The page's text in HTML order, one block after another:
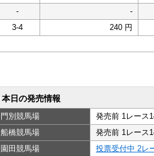
- -
3-4 240 円
本日の発売情報
門別競馬場 発売前 1レース
船橋競馬場 発売前 1レース
園田競馬場 投票受付中 2レ